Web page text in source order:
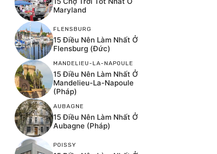
Maryland
FLENSBURG
15 Điều Nên Làm Nhất Ở
Flensburg (Đức)
MANDELIEU-LA-NAPOULE
15 Điều Nên Làm Nhất Ở
Mandelieu-La-Napoule
(Pháp)
AUBAGNE
15 Điều Nên Làm Nhất Ở
Aubagne (Pháp)
POISSY